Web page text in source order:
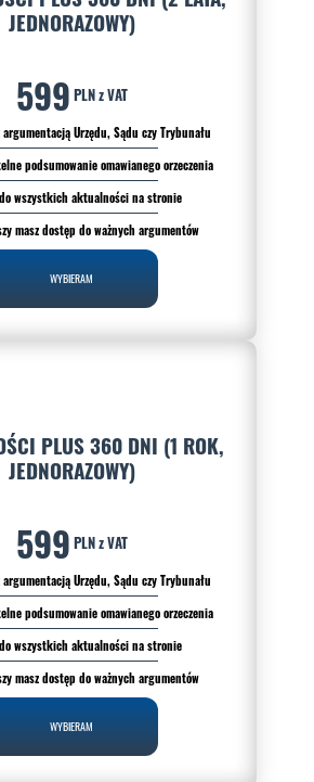
JEDNORAZOWY)
599 PLN z VAT
argumentacją Urzędu, Sądu czy Trybunału
podsumowanie omawianego orzeczenia
wszystkich aktualności na stronie
masz dostęp do ważnych argumentów
WYBIERAM
PLUS 360 DNI (1 ROK,
JEDNORAZOWY)
599 PLN z VAT
argumentacją Urzędu, Sądu czy Trybunału
podsumowanie omawianego orzeczenia
wszystkich aktualności na stronie
masz dostęp do ważnych argumentów
WYBIERAM